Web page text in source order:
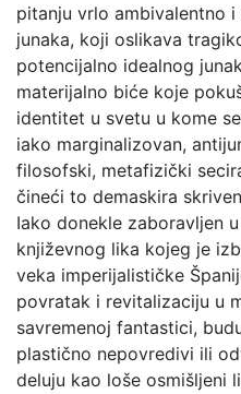
pitanju vrlo ambivalentno
junaka, koji oslikava
potencijalno idealnog
materijalno biće koje
identitet u svetu u kome
iako marginalizovan,
filosofski, metafizički
čineći to demaskira
Iako donekle zaboravljen
književnog lika kojeg je
veka imperijalističke
povratak i revitalizaciju u
savremenoj fantastici,
plastično nepovredivi ili
deluju kao loše osmišljeni